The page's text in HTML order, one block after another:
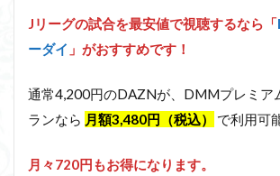
Jリーグの試合を最安値で視聴するなら「
ーダイ 」がおすすめです！
通常4,200円のDAZNが、DMMプレミア
ランなら 月額3,480円（税込） で利用可
月々720円もお得になります。